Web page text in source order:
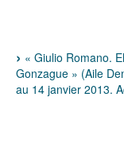
« Giulio Romano.
Gonzague » (Aile
au 14 janvier 2013.